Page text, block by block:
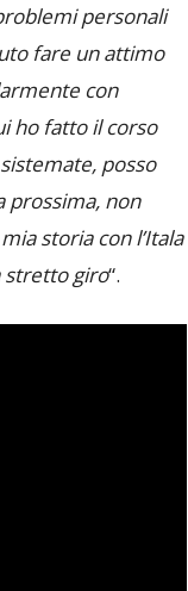
personali
fare un attimo
con
ho fatto il corso
posso
prossima, non
storia con l’Itala
stretto giro“.